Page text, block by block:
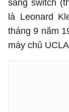
sang switch
là Leonard
tháng 9 năm
máy chủ